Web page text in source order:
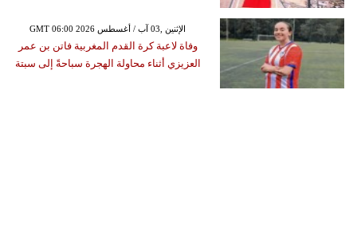
GMT 06:00 2026 الإثنين ,03 آب / أغسطس
وفاة لاعبة كرة القدم المغربية فاتن بن عمر
العزيزي أثناء محاولة الهجرة سباحةً إلى سبتة